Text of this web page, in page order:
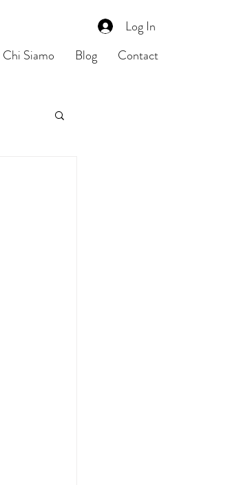
Log In
Chi Siamo Blog Contact